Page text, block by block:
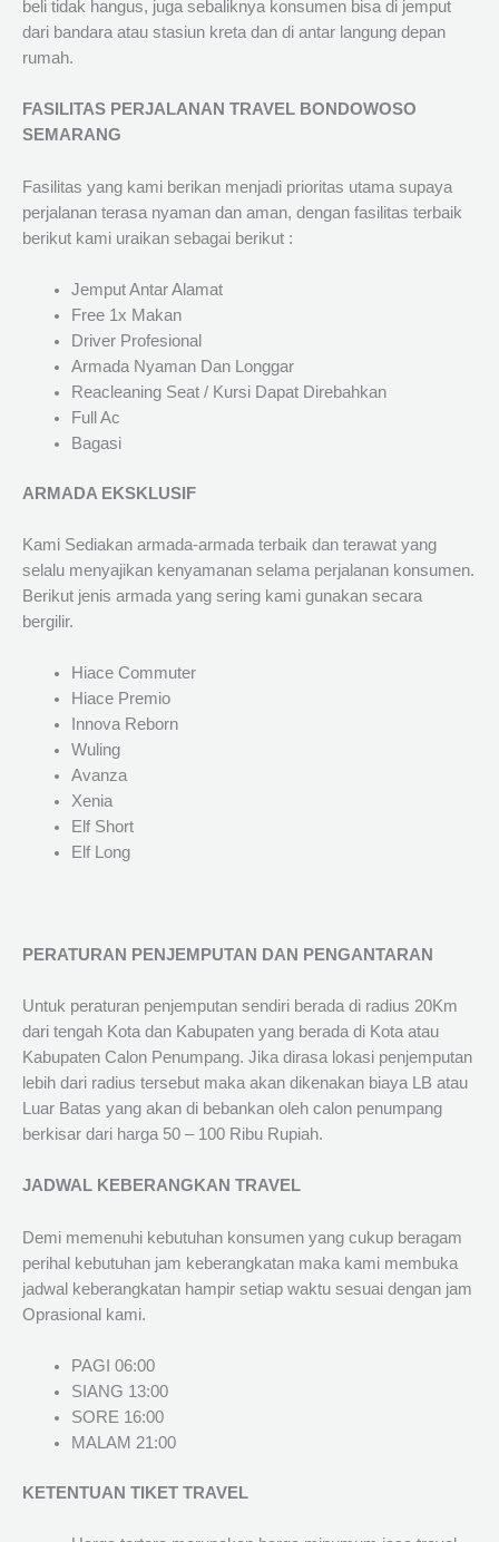
beli tidak hangus, juga sebaliknya konsumen bisa di jemput
dari bandara atau stasiun kreta dan di antar langung depan
rumah.
FASILITAS PERJALANAN TRAVEL BONDOWOSO
SEMARANG
Fasilitas yang kami berikan menjadi prioritas utama supaya
perjalanan terasa nyaman dan aman, dengan fasilitas terbaik
berikut kami uraikan sebagai berikut :
Jemput Antar Alamat
Free 1x Makan
Driver Profesional
Armada Nyaman Dan Longgar
Reacleaning Seat / Kursi Dapat Direbahkan
Full Ac
Bagasi
ARMADA EKSKLUSIF
Kami Sediakan armada-armada terbaik dan terawat yang
selalu menyajikan kenyamanan selama perjalanan konsumen.
Berikut jenis armada yang sering kami gunakan secara
bergilir.
Hiace Commuter
Hiace Premio
Innova Reborn
Wuling
Avanza
Xenia
Elf Short
Elf Long
PERATURAN PENJEMPUTAN DAN PENGANTARAN
Untuk peraturan penjemputan sendiri berada di radius 20Km
dari tengah Kota dan Kabupaten yang berada di Kota atau
Kabupaten Calon Penumpang. Jika dirasa lokasi penjemputan
lebih dari radius tersebut maka akan dikenakan biaya LB atau
Luar Batas yang akan di bebankan oleh calon penumpang
berkisar dari harga 50 – 100 Ribu Rupiah.
JADWAL KEBERANGKAN TRAVEL
Demi memenuhi kebutuhan konsumen yang cukup beragam
perihal kebutuhan jam keberangkatan maka kami membuka
jadwal keberangkatan hampir setiap waktu sesuai dengan jam
Oprasional kami.
PAGI 06:00
SIANG 13:00
SORE 16:00
MALAM 21:00
KETENTUAN TIKET TRAVEL